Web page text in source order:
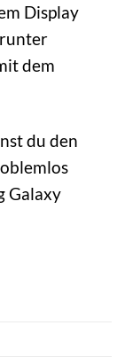
Display
dem
du den
Galaxy